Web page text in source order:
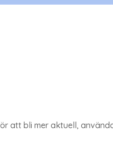
att bli mer aktuell,